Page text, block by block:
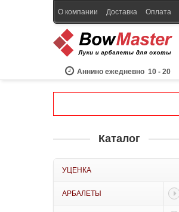
О компании Доставка Оплата
Аннино ежедневно 10 - 20
Каталог
УЦЕНКА
АРБАЛЕТЫ